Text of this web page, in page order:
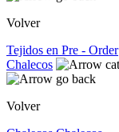
Volver
Tejidos en Pre - Order
Chalecos
Volver